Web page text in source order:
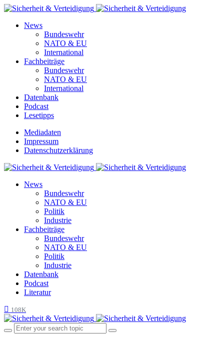
News
Bundeswehr
NATO & EU
International
Fachbeiträge
Bundeswehr
NATO & EU
International
Datenbank
Podcast
Lesetipps
Mediadaten
Impressum
Datenschutzerklärung
News
Bundeswehr
NATO & EU
Politik
Industrie
Fachbeiträge
Bundeswehr
NATO & EU
Politik
Industrie
Datenbank
Podcast
Literatur
108K